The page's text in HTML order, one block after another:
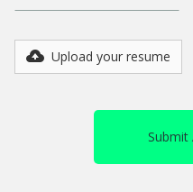
Upload your resume